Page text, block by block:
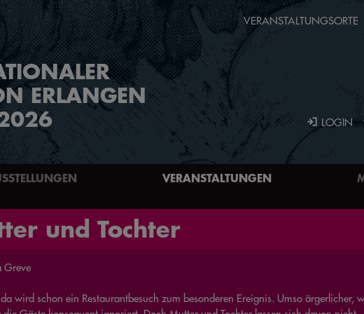
ERLANGEN
LOGIN
VERANSTALTUNGEN
VERANSTALTUNGSORTE
und Tochter
Greve
wird schon ein Restaurantbesuch zum besonderen Ereignis. Umso ärgerlicher,